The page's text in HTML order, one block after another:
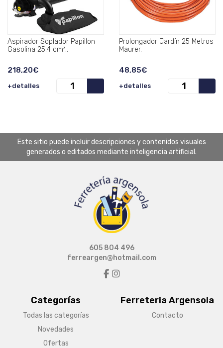
Aspirador Soplador Papillon
Gasolina 25.4 cm³..
218,20€
+detalles
Prolongador Jardín 25 Metros
Maurer.
48,85€
+detalles
Este sitio puede incluir descripciones y contenidos visuales
generados o editados mediante inteligencia artificial.
Categorías
Todas las categorías
Novedades
Ofertas
Ferreteria Argensola
Contacto
605 804 496
ferreargen@hotmail.com